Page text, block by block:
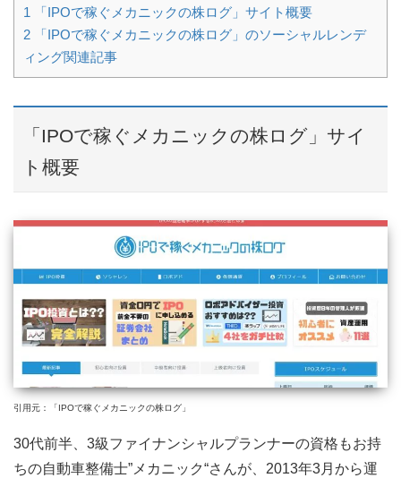
1 「IPOで稼ぐメカニックの株ログ」サイト概要
2 「IPOで稼ぐメカニックの株ログ」のソーシャルレンデ
ィング関連記事
「IPOで稼ぐメカニックの株ログ」サイ
ト概要
引用元：「IPOで稼ぐメカニックの株ログ」
30代前半、3級ファイナンシャルプランナーの資格もお持
ちの自動車整備士”メカニック“さんが、2013年3月から運